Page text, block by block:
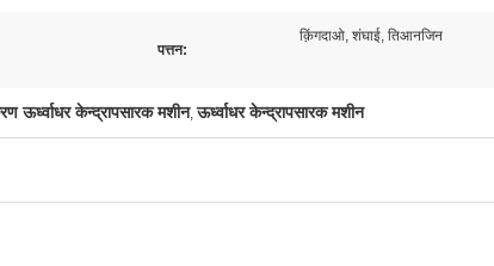
पत्तन:
क़िंगदाओ, शंघाई, तिआनजिन
ऊर्ध्वाधर केन्द्रापसारक मशीन,ऊर्ध्वाधर केन्द्रापसारक मशीन